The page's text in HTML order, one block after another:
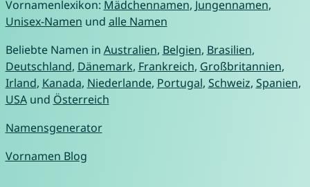
Vornamenlexikon: Mädchennamen, Jungennamen,
Unisex-Namen und alle Namen
Beliebte Namen in Australien, Belgien, Brasilien,
Deutschland, Dänemark, Frankreich, Großbritannien,
Irland, Kanada, Niederlande, Portugal, Schweiz, Spanien,
USAund Österreich
Namensgenerator
Vornamen Blog